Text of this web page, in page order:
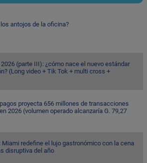
antojos de la oficina?
(parte III): ¿cómo nace el nuevo estándar
(Long video + Tik Tok + multi cross +
proyecta 656 millones de transacciones
2026 (volumen operado alcanzaría G. 79,27
Miami redefine el lujo gastronómico con la cena
disruptiva del año